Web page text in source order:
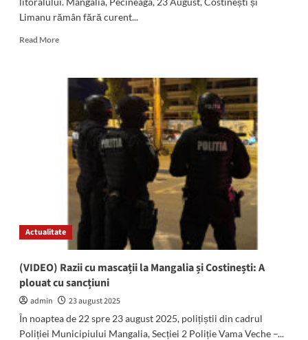
Limanu rămân fără curent...
Read MoreRead
ATENȚIE!
sistează
furnizarea
curentului
electric
Mangalia,
Pecineaga,
23
și
Limanu
Actualitate
(VIDEO) Razii cu mascații la Mangalia și Costinești: A
plouat cu sancțiuni
admin
23 august 2025
În noaptea de 22 spre 23 august 2025, polițiștii din cadrul
Poliției Municipiului Mangalia, Secției 2 Poliție Vama Veche –...